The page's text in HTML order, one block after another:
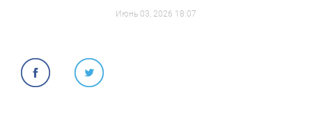
Июнь 03, 2026 18:07